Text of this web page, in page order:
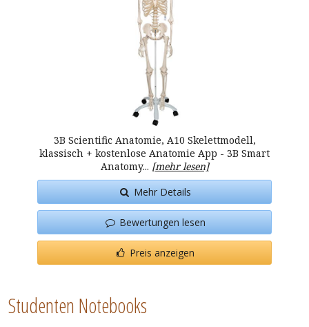
3B Scientific Anatomie, A10 Skelettmodell,
klassisch + kostenlose Anatomie App - 3B Smart
Anatomy... [mehr lesen]
Mehr Details
Bewertungen lesen
Preis anzeigen
Studenten Notebooks